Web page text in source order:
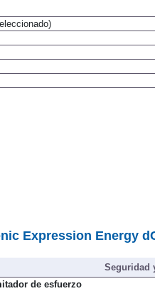
Expression Energy
Seguridad
de esfuerzo